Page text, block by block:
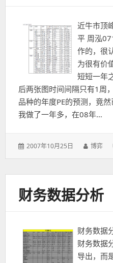
近牛市顶
平 周泓
作的，很
为很有价
短短一年
后两张图时间间隔只有1周
品种的年度PE的预测，竟
我做了一年多，在08年…
发
2007年10月25日
作
博弈
财务数据分析
财务数据
财务数据
导出，而